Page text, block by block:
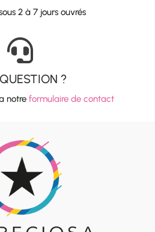
2 à 7 jours ouvrés

?
notreformulaire de contact